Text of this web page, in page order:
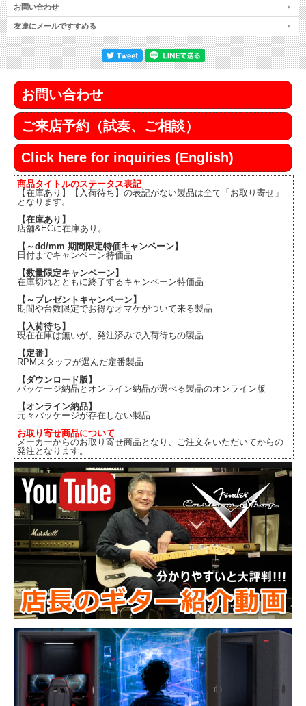
お問い合わせ
友達にメールですすめる
お問い合わせ
ご来店予約（試奏、ご相談）
Click here for inquiries (English)
商品タイトルのステータス表記
【在庫あり】【入荷待ち】の表記がない製品は全て「お取り寄せ」
となります。
【在庫あり】
店舗&ECに在庫あり。
【～dd/mm 期間限定特価キャンペーン】
日付までキャンペーン特価品
【数量限定キャンペーン】
在庫切れとともに終了するキャンペーン特価品
【～プレゼントキャンペーン】
期間や台数限定でお得なオマケがついて来る製品
【入荷待ち】
現在在庫は無いが、発注済みで入荷待ちの製品
【定番】
RPMスタッフが選んだ定番製品
【ダウンロード版】
パッケージ納品とオンライン納品が選べる製品のオンライン版
【オンライン納品】
元々パッケージが存在しない製品
お取り寄せ商品について
メーカーからのお取り寄せ商品となり、ご注文をいただいてからの
発注となります。